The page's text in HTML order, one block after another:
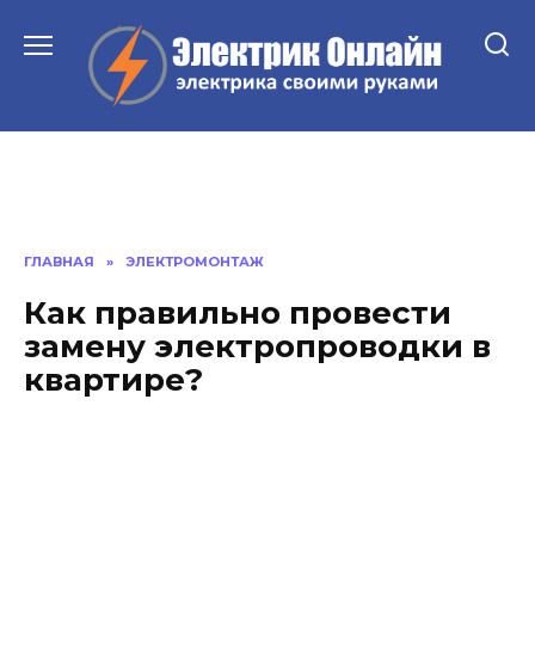
содержанию
ГЛАВНАЯ » ЭЛЕКТРОМОНТАЖ
Как правильно провести
замену электропроводки в
квартире?